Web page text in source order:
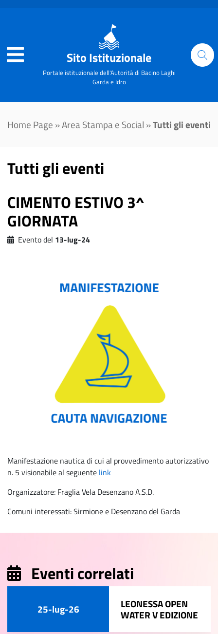
Sito Istituzionale
Portale istituzionale dell'Autorità di Bacino Laghi
Garda e Idro
Home Page »Area Stampa e Social »Tutti gli eventi
Tutti gli eventi
CIMENTO ESTIVO 3^
GIORNATA
Evento del 13-lug-24
Manifestazione nautica di cui al provvedimento autorizzativo
n. 5 visionabile al seguente link
Organizzatore: Fraglia Vela Desenzano A.S.D.
Comuni interessati: Sirmione e Desenzano del Garda
Eventi correlati
25-lug-26 LEONESSA OPEN
WATER V EDIZIONE